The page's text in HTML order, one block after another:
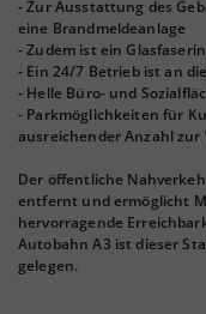
- Zur Ausstattung des
eine Brandmeldeanlage
- Zudem ist ein
- Ein 24/7 Betrieb ist an
- Helle Büro- und
- Parkmöglichkeiten für
ausreichender Anzahl zur
Der öffentliche
entfernt und ermöglicht
hervorragende
Autobahn A3 ist dieser
gelegen.